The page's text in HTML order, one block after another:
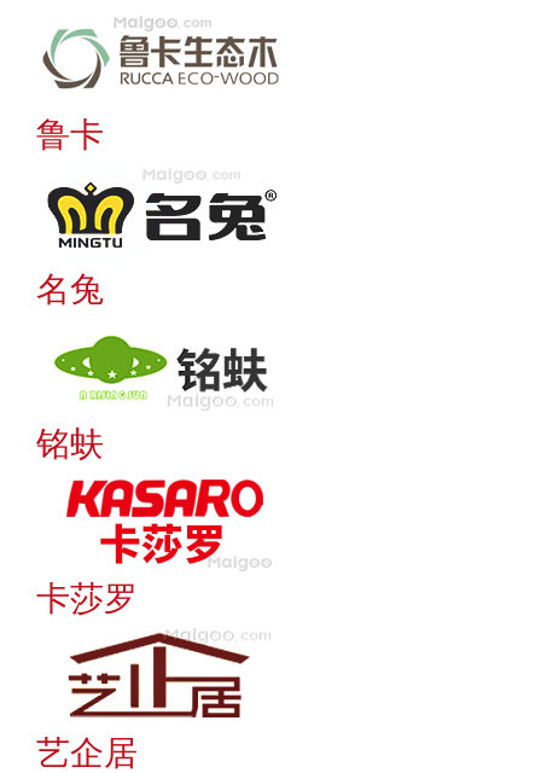
鲁卡
名兔
铭蚨
卡莎罗
艺企居